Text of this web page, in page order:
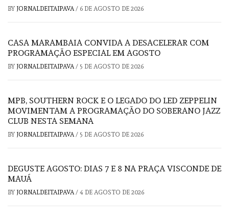
BY JORNALDEITAIPAVA/ 6 DE AGOSTO DE 2026
CASA MARAMBAIA CONVIDA A DESACELERAR COM
PROGRAMAÇÃO ESPECIAL EM AGOSTO
BY JORNALDEITAIPAVA/ 5 DE AGOSTO DE 2026
MPB, SOUTHERN ROCK E O LEGADO DO LED ZEPPELIN
MOVIMENTAM A PROGRAMAÇÃO DO SOBERANO JAZZ
CLUB NESTA SEMANA
BY JORNALDEITAIPAVA/ 5 DE AGOSTO DE 2026
DEGUSTE AGOSTO: DIAS 7 E 8 NA PRAÇA VISCONDE DE
MAUÁ
BY JORNALDEITAIPAVA/ 4 DE AGOSTO DE 2026